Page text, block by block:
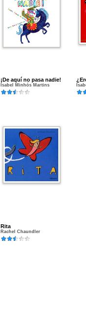
¡De aquí no pasa nadie!
Isabel Minhós Martins
Rita
Rachel Chaundler